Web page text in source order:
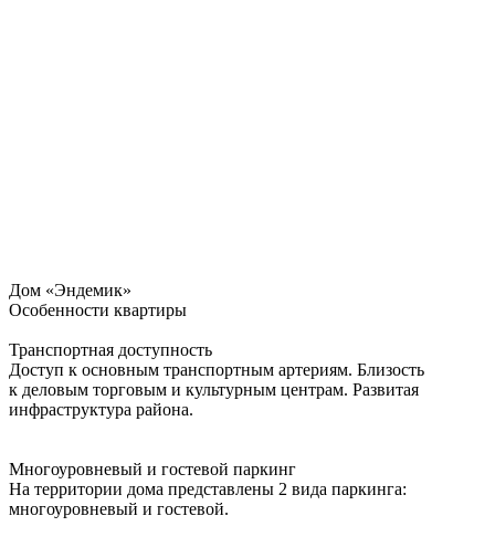
Дом «Эндемик»
Особенности квартиры
Транспортная доступность
Доступ к основным транспортным артериям. Близость
к деловым торговым и культурным центрам. Развитая
инфраструктура района.
Многоуровневый и гостевой паркинг
На территории дома представлены 2 вида паркинга:
многоуровневый и гостевой.